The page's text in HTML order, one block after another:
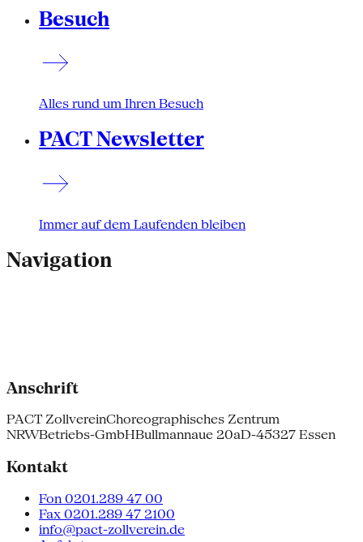
Besuch
Alles rund um Ihren Besuch
PACT Newsletter
Immer auf dem Laufenden bleiben
Navigation
Anschrift
PACT ZollvereinChoreographisches Zentrum
NRWBetriebs-GmbHBullmannaue 20aD-45327 Essen
Kontakt
Fon 0201.289 47 00
Fax 0201.289 47 2100
info@pact-zollverein.de